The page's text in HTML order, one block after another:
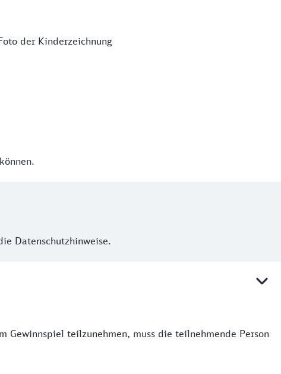
der Kinderzeichnung
Datenschutzhinweise.
Gewinnspiel teilzunehmen, muss die teilnehmende Person